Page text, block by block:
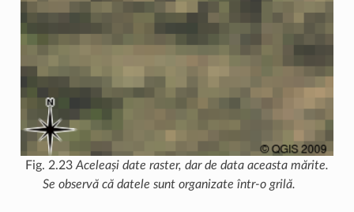
Fig. 2.23 Aceleași date raster, dar de data aceasta mărite.
Se observă că datele sunt organizate într-o grilă.